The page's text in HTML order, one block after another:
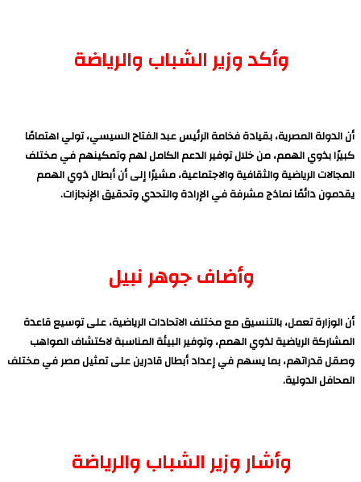
وأكد وزير الشباب والرياضة
أن الدولة المصرية، بقيادة فخامة الرئيس عبد الفتاح السيسي، تولي اهتمامًا
كبيرًا بذوي الهمم، من خلال توفير الدعم الكامل لهم وتمكينهم في مختلف
المجالات الرياضية والثقافية والاجتماعية، مشيرًا إلى أن أبطال ذوي الهمم
يقدمون دائمًا نماذج مشرفة في الإرادة والتحدي وتحقيق الإنجازات.
وأضاف جوهر نبيل
أن الوزارة تعمل، بالتنسيق مع مختلف الاتحادات الرياضية، على توسيع قاعدة
المشاركة الرياضية لذوي الهمم، وتوفير البيئة المناسبة لاكتشاف المواهب
وصقل قدراتهم، بما يسهم في إعداد أبطال قادرين على تمثيل مصر في مختلف
المحافل الدولية.
وأشار وزير الشباب والرياضة